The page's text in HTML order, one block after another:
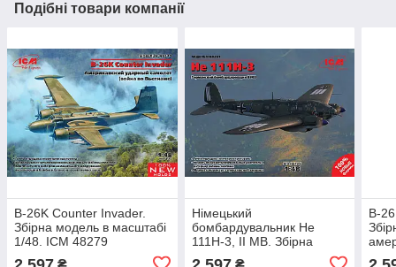
Подібні товари компанії
B-26K Counter Invader.
Збірна модель в масштабі
1/48. ICM 48279
Німецький
бомбардувальник He
111H-3, ІІ МВ. Збірна
модель в масштабі 1/48.
B-